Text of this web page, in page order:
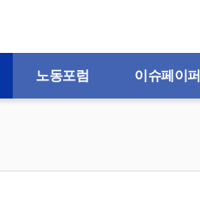
노동포럼 이슈페이퍼